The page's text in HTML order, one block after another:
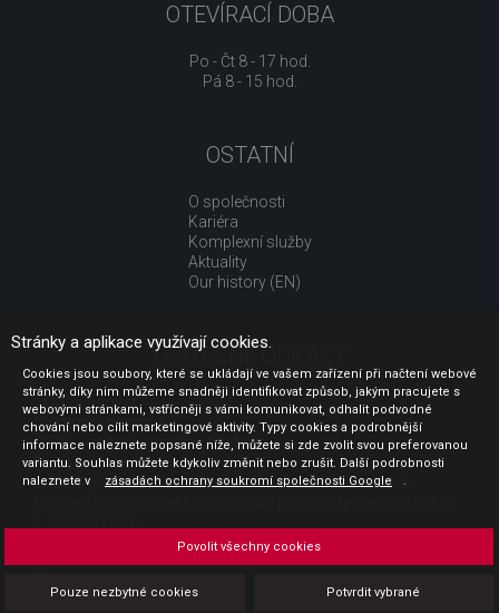
OTEVÍRACÍ DOBA
Po - Čt 8 - 17 hod.
Pá 8 - 15 hod.
OSTATNÍ
O společnosti
Kariéra
Komplexní služby
Aktuality
Our history (EN)
UŽITEČNÉ ODKAZY
Jak nakupovat
Obchodní podmínky
GDPR - ochrana osobních údajů
Profil zadavatele
Sdělení před uzavřením kupní smlouvy pro spotřebitele
Platba
Povinná publicita
Stránky a aplikace využívají cookies.
Cookies jsou soubory, které se ukládají ve vašem zařízení při načtení webové
stránky, díky nim můžeme snadněji identifikovat způsob, jakým pracujete s
webovými stránkami, vstřícněji s vámi komunikovat, odhalit podvodné
chování nebo cílit marketingové aktivity. Typy cookies a podrobnější
informace naleznete popsané níže, můžete si zde zvolit svou preferovanou
variantu. Souhlas můžete kdykoliv změnit nebo zrušit. Další podrobnosti
naleznete v
zásadách ochrany soukromí společnosti Google .
Pouze nezbytné cookies Potvrdit vybrané
Povolit všechny cookies